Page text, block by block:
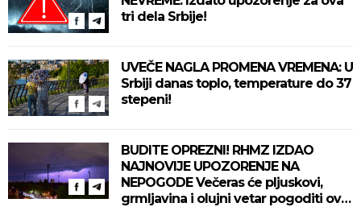
tri dela Srbije!
UVEČE NAGLA PROMENA VREMENA: U
Srbiji danas toplo, temperature do 37
stepeni!
BUDITE OPREZNI! RHMZ IZDAO
NAJNOVIJE UPOZORENJE NA
NEPOGODE Večeras će pljuskovi,
grmljavina i olujni vetar pogoditi ove